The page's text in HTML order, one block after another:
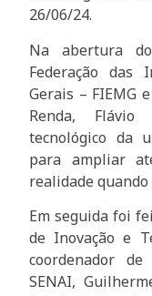
26/06/24.
Na abertura
Federação das
Gerais – FIEMG
Renda, Flávio
tecnológico da
para ampliar
realidade
Em seguida foi
de Inovação e
coordenador
SENAI,